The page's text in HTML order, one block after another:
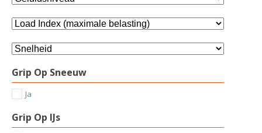
Grip Op Sneeuw
Ja
Grip Op IJs